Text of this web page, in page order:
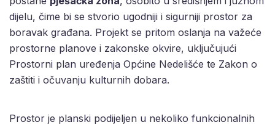
dijelu, čime bi se stvorio ugodniji i sigurniji prostor za
boravak građana. Projekt se pritom oslanja na važeće
prostorne planove i zakonske okvire, uključujući
Prostorni plan uređenja Općine Nedelišće te Zakon o
zaštiti i očuvanju kulturnih dobara.
Prostor je planski podijeljen u nekoliko funkcionalnih